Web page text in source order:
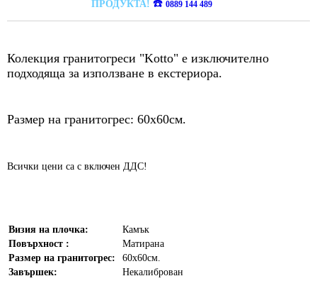
ПРОДУКТА! ☎️ 0889 144 489
Колекция гранитогреси "Kotto" е изключително
подходяща за използване в екстериора.
Размер на гранитогрес: 60х60см.
Всички цени са с включен ДДС!
Визия на плочка:
Камък
Повърхност :
Матирана
Размер на гранитогрес:
60х60см.
Завършек:
Некалиброван